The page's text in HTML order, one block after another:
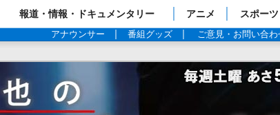
報道・情報・ドキュメンタリー アニメ スポーツ
アナウンサー 番組グッズ ご意見・お問い合わ